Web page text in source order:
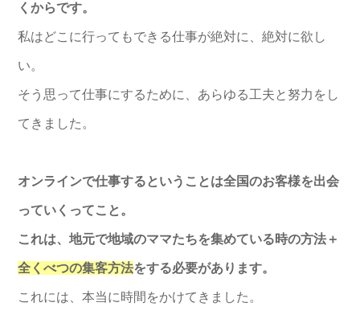
くからです。
私はどこに行ってもできる仕事が絶対に、絶対に欲し
い。
そう思って仕事にするために、あらゆる工夫と努力をし
てきました。
オンラインで仕事するということは全国のお客様を出会
っていくってこと。
これは、地元で地域のママたちを集めている時の方法＋
全くべつの集客方法をする必要があります。
これには、本当に時間をかけてきました。